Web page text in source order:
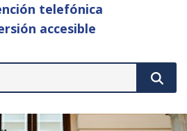
telefónica
accesible